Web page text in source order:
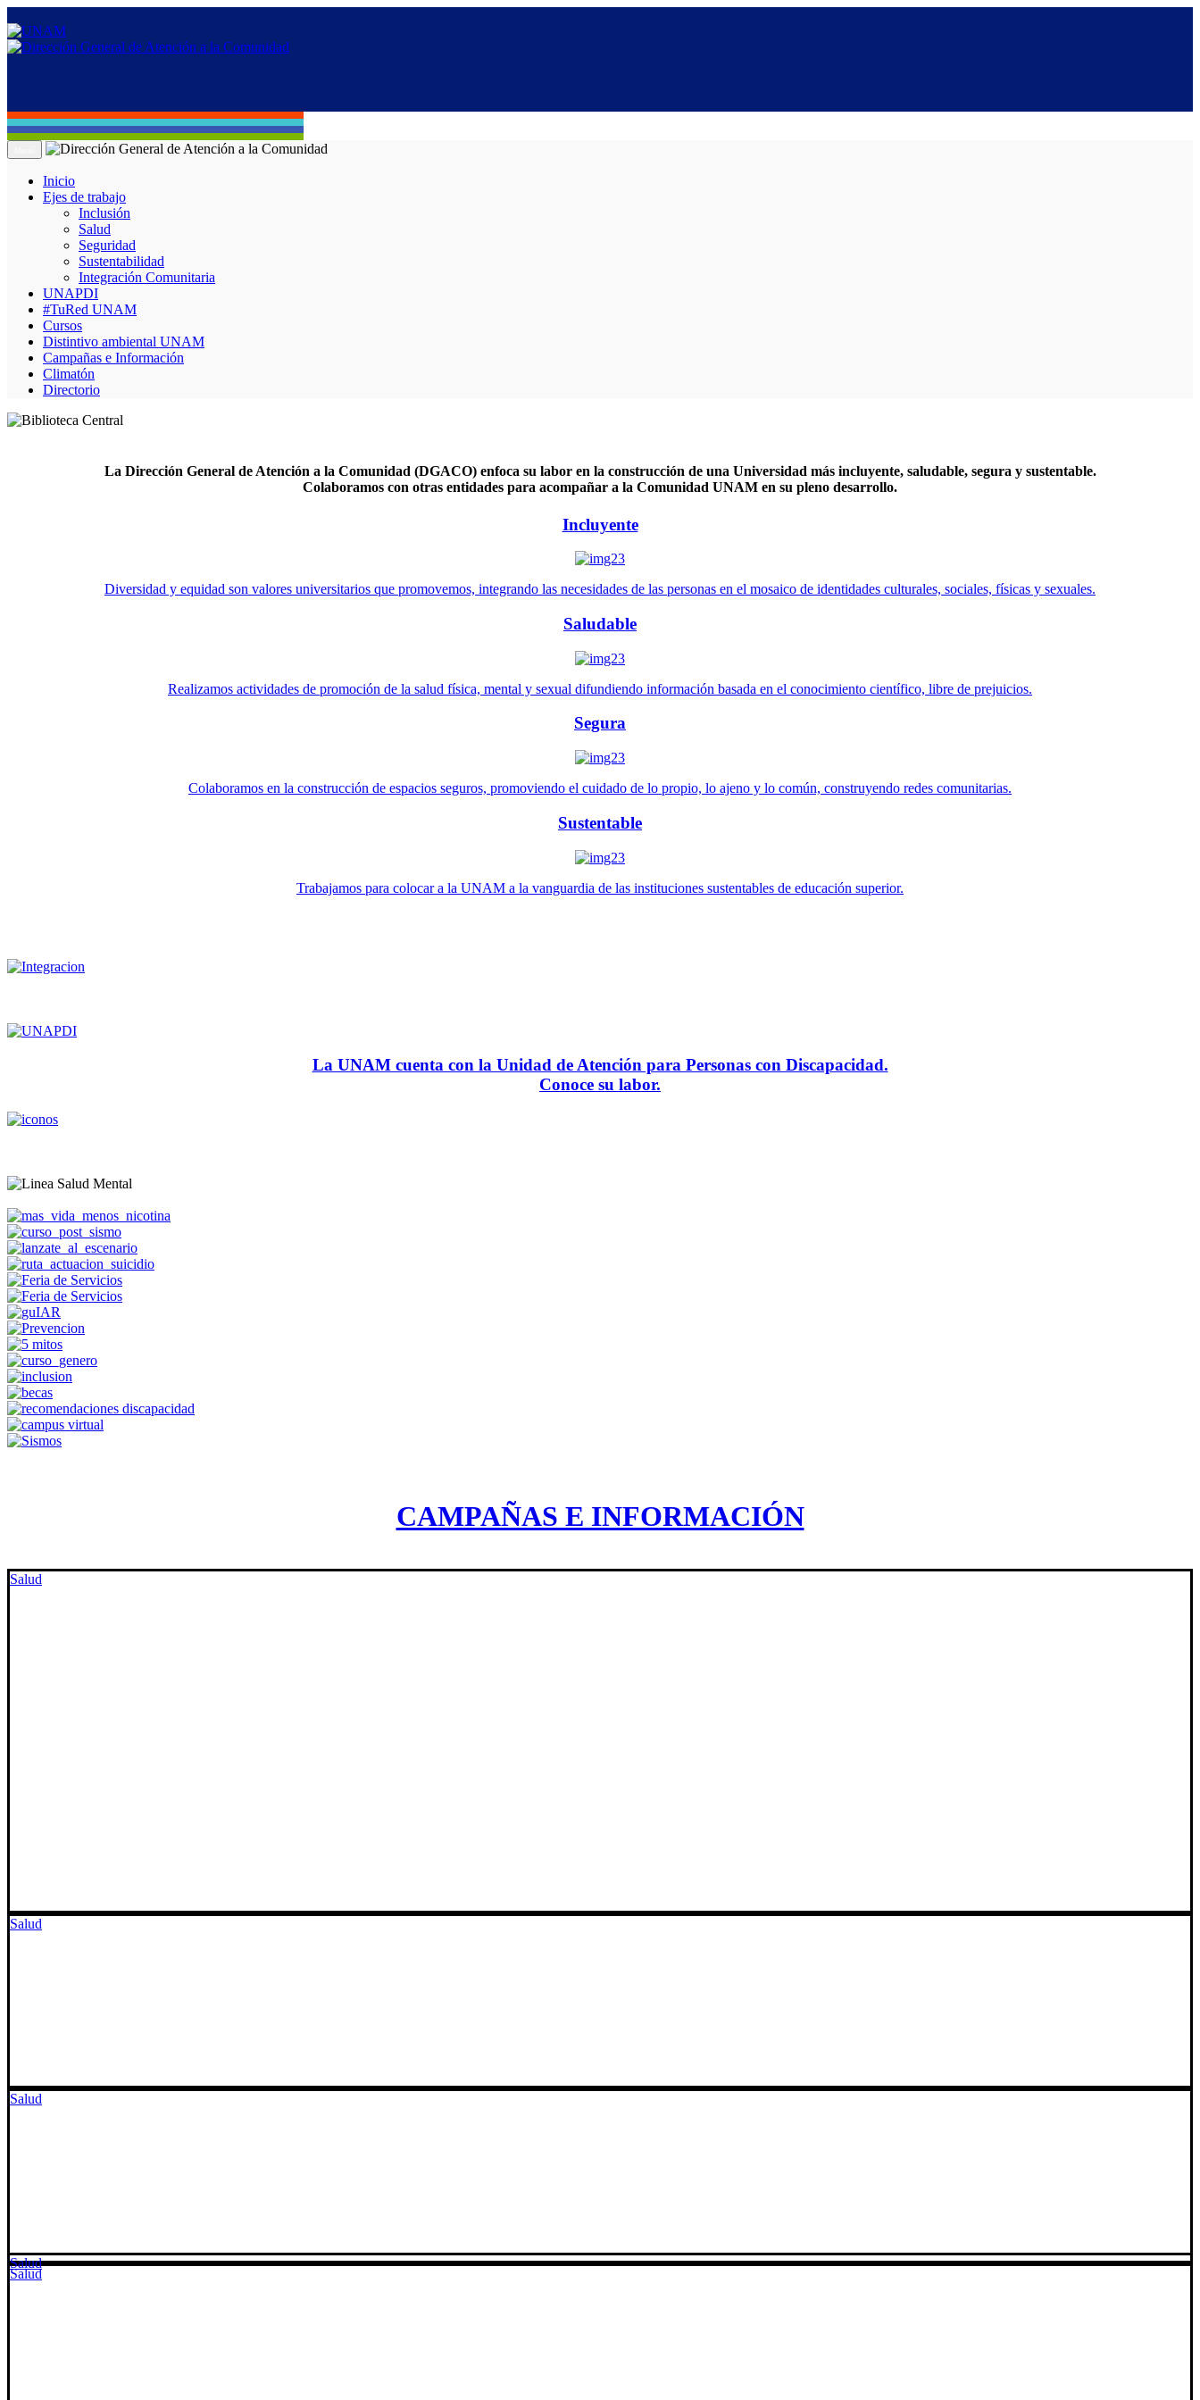
Inicio
Ejes de trabajo
Inclusión
Salud
Seguridad
Sustentabilidad
Integración Comunitaria
UNAPDI
#TuRed UNAM
Cursos
Distintivo ambiental UNAM
Campañas e Información
Climatón
Directorio
La Dirección General de Atención a la Comunidad (DGACO) enfoca su labor en la construcción de una Universidad más incluyente, saludable, segura y sustentable.
Colaboramos con otras entidades para acompañar a la Comunidad UNAM en su pleno desarrollo.
Incluyente
Diversidad y equidad son valores universitarios que promovemos, integrando las necesidades de las personas en el mosaico de identidades culturales, sociales, físicas y sexuales.
Saludable
Realizamos actividades de promoción de la salud física, mental y sexual difundiendo información basada en el conocimiento científico, libre de prejuicios.
Segura
Colaboramos en la construcción de espacios seguros, promoviendo el cuidado de lo propio, lo ajeno y lo común, construyendo redes comunitarias.
Sustentable
Trabajamos para colocar a la UNAM a la vanguardia de las instituciones sustentables de educación superior.
La UNAM cuenta con la Unidad de Atención para Personas con Discapacidad.
Conoce su labor.
CAMPAÑAS E INFORMACIÓN
Salud
Salud
Salud
Salud
Salud